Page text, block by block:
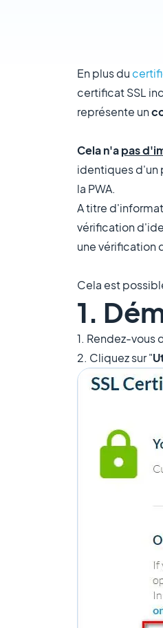
En plus du
certificat SSL
représente un
Cela n'apas
identiques d'un
la PWA.
A titre
vérification
une vérification
Cela est
1.
1. Rendez-vous
2. Cliquez sur "